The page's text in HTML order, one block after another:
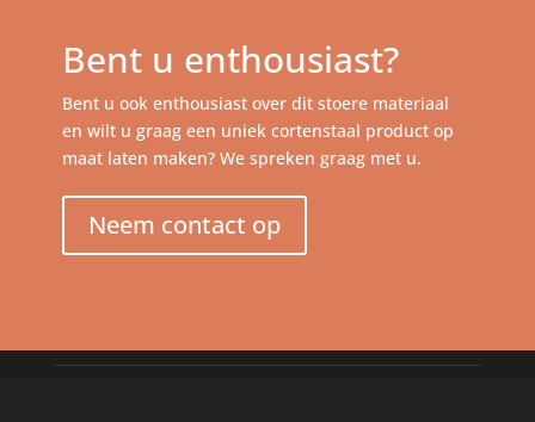
Bent u enthousiast?
Bent u ook enthousiast over dit stoere materiaal
en wilt u graag een uniek cortenstaal product op
maat laten maken? We spreken graag met u.
Neem contact op